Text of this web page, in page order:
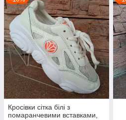
Кросівки сітка білі з
помаранчевими вставками,